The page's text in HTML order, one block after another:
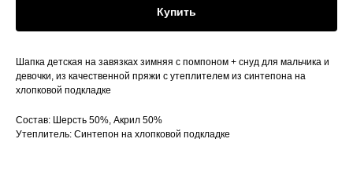
Купить
Шапка детская на завязках зимняя с помпоном + снуд для мальчика и
девочки, из качественной пряжи с утеплителем из синтепона на
хлопковой подкладке
Состав: Шерсть 50%, Акрил 50%
Утеплитель: Синтепон на хлопковой подкладке